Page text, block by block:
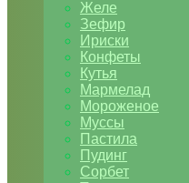
Желе
Зефир
Ириски
Конфеты
Кутья
Мармелад
Мороженое
Муссы
Пастила
Пудинг
Сорбет